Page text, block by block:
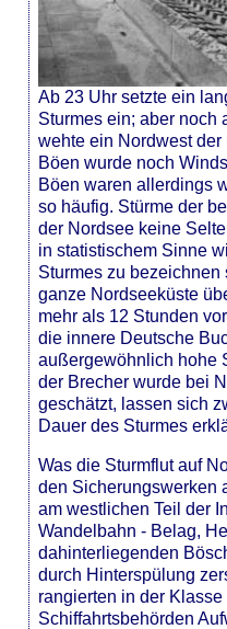
Ab 23 Uhr setzte ein
Sturmes ein; aber noch
wehte ein Nordwest
Böen wurde noch
Böen waren allerdings
so häufig. Stürme der
der Nordsee keine
in statistischem Sinne
Sturmes zu
ganze Nordseeküste
mehr als 12 Stunden
die innere Deutsche
außergewöhnlich hohe
der Brecher wurde bei
geschätzt, lassen sich
Dauer des Sturmes
Was die Sturmflut auf
den Sicherungswerken
am westlichen Teil der
Wandelbahn - Belag,
dahinterliegenden
durch Hinterspülung
rangierten in der
Schiffahrtsbehörden